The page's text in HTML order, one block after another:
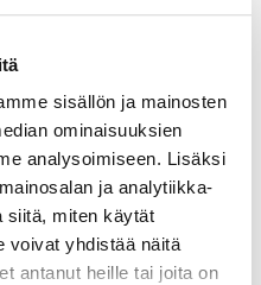
sisällön ja mainosten
ominaisuuksien
analysoimiseen. Lisäksi
ja analytiikka-
siitä, miten käytät
voivat yhdistää näitä
antanut heille tai joita on
kehitetään ja
energiatehokkuutta
vuokrauksen ja
on tarjota
turvalliset ja
muutostyöt sekä
ja kattavasti